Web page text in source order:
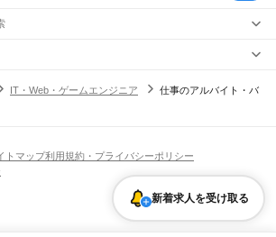
市刈田郡柴田郡伊具郡亘理郡宮城郡黒川郡加美郡
駅愛宕駅品井沼駅鹿島台駅松山町駅小牛田駅
石越駅
すべて
スタッフ
バー（BAR）・バーテンダー
飲食店（店長・マネージャー）
髪型・髪色自由
留学生・外国人活躍中
エンジニア 即日勤務 バイト
エンジニア 大学生歓迎
仕事IT・Web・ゲームエンジニアすべて 仕事
IT・Web・ゲームエンジニア
仕事のアルバイト・バ
新着求人を受け取る
トマップ利用規約・プライバシーポリシー